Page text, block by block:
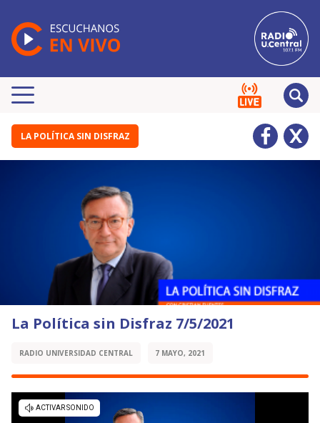
LA POLÍTICA SIN DISFRAZ
La Política sin Disfraz 7/5/2021
RADIO UNIVERSIDAD CENTRAL 7 MAYO, 2021